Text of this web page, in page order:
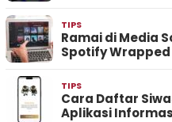
TIPS
Ramai di Media
Spotify Wrapped
TIPS
Cara Daftar
Aplikasi